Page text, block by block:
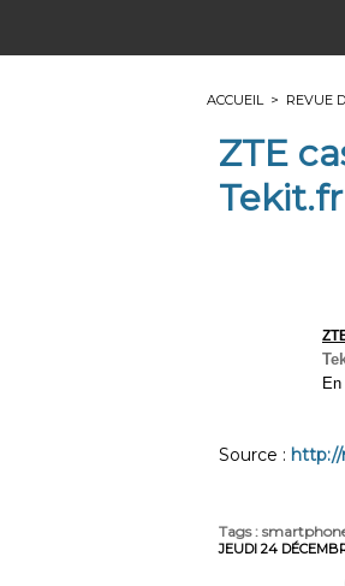
ACCUEIL > REVUE
ZTE
Tekit.fr
Source : http://
Tags:
JEUDI 24